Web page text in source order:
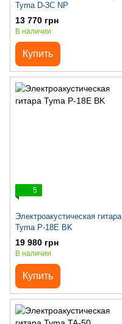
Tyma D-3C NP
13 770 грн
В наличии
Купить
5
Электроакустическая гитара
Tyma P-18E BK
19 980 грн
В наличии
Купить